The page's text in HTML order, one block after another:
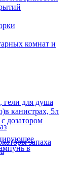
комнат и
для душа
канистрах, 5л
дозатором
в
запаха